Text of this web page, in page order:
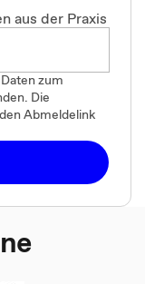
aus der Praxis
zum
Die
Abmeldelink